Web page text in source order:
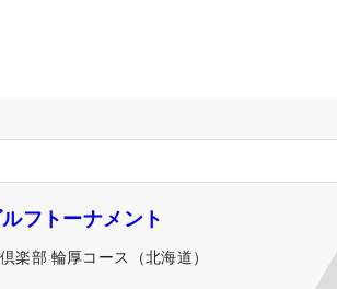
フトーナメント
楽部 輪厚コース（北海道）